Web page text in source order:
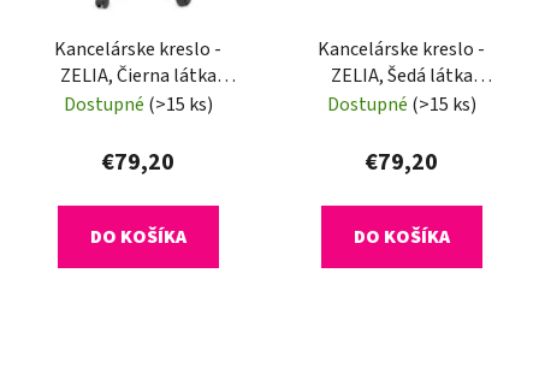
Kancelárske kreslo -
ZELIA, Čierna látka
(imitácia kože)
Dostupné (>15 ks)
€79,20
DO KOŠÍKA
Kancelárske kreslo -
ZELIA, Šedá látka
(imitácia kože)
Dostupné (>15 ks)
€79,20
DO KOŠÍKA